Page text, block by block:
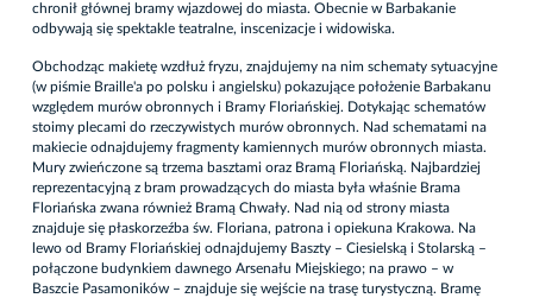
chronił głównej bramy wjazdowej do miasta. Obecnie w Barbakanie
odbywają się spektakle teatralne, inscenizacje i widowiska.
Obchodząc makietę wzdłuż fryzu, znajdujemy na nim schematy sytuacyjne
(w piśmie Braille'a po polsku i angielsku) pokazujące położenie Barbakanu
względem murów obronnych i Bramy Floriańskiej. Dotykając schematów
stoimy plecami do rzeczywistych murów obronnych. Nad schematami na
makiecie odnajdujemy fragmenty kamiennych murów obronnych miasta.
Mury zwieńczone są trzema basztami oraz Bramą Floriańską. Najbardziej
reprezentacyjną z bram prowadzących do miasta była właśnie Brama
Floriańska zwana również Bramą Chwały. Nad nią od strony miasta
znajduje się płaskorzeźba św. Floriana, patrona i opiekuna Krakowa. Na
lewo od Bramy Floriańskiej odnajdujemy Baszty – Ciesielską i Stolarską –
połączone budynkiem dawnego Arsenału Miejskiego; na prawo – w
Baszcie Pasamoników – znajduje się wejście na trasę turystyczną. Bramę